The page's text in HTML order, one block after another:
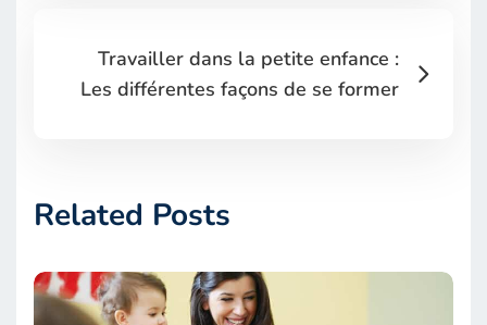
Travailler dans la petite enfance :
Les différentes façons de se former
Related Posts